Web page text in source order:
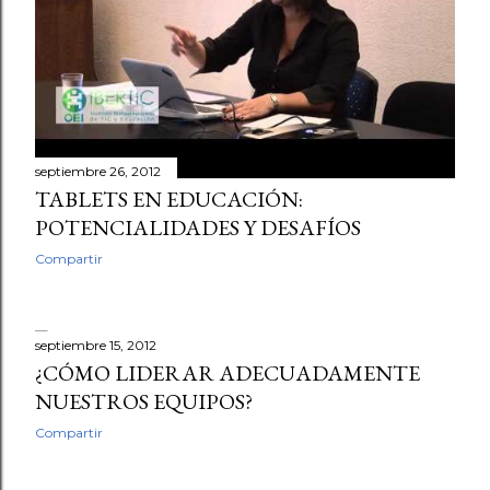
septiembre 26, 2012
TABLETS EN EDUCACIÓN:
POTENCIALIDADES Y DESAFÍOS
Compartir
septiembre 15, 2012
¿CÓMO LIDERAR ADECUADAMENTE
NUESTROS EQUIPOS?
Compartir